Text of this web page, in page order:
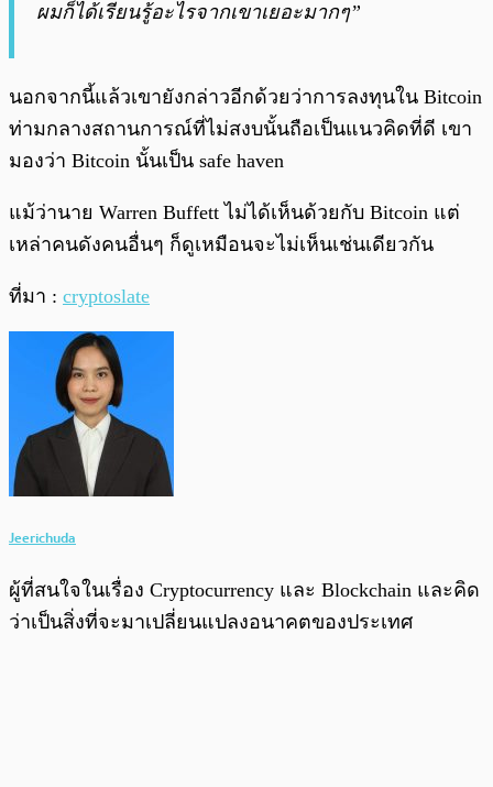
ผมก็ได้เรียนรู้อะไรจากเขาเยอะมากๆ”
นอกจากนี้แล้วเขายังกล่าวอีกด้วยว่าการลงทุนใน Bitcoin
ท่ามกลางสถานการณ์ที่ไม่สงบนั้นถือเป็นแนวคิดที่ดี เขา
มองว่า Bitcoin นั้นเป็น safe haven
แม้ว่านาย Warren Buffett ไม่ได้เห็นด้วยกับ Bitcoin แต่
เหล่าคนดังคนอื่นๆ ก็ดูเหมือนจะไม่เห็นเช่นเดียวกัน
ที่มา : cryptoslate
Jeerichuda
ผู้ที่สนใจในเรื่อง Cryptocurrency และ Blockchain และคิด
ว่าเป็นสิ่งที่จะมาเปลี่ยนแปลงอนาคตของประเทศ